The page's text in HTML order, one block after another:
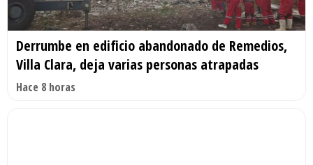
Derrumbe en edificio abandonado de Remedios,
Villa Clara, deja varias personas atrapadas
Hace 8 horas